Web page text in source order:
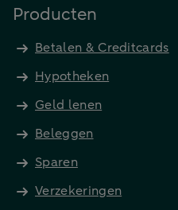
Producten
Betalen & Creditcards
Hypotheken
Geld lenen
Beleggen
Sparen
Verzekeringen